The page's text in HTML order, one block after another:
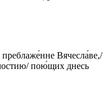
Вячесла́ве,/
пою́щих днесь